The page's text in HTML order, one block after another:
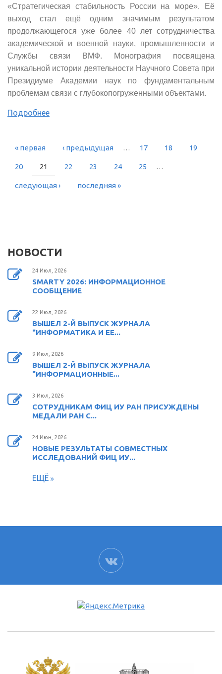
«Стратегическая стабильность России на море». Её
выход стал ещё одним значимым результатом
продолжающегося уже более 40 лет сотрудничества
академической и военной науки, промышленности и
Службы связи ВМФ. Монография посвящена
уникальной истории деятельности Научного Совета при
Президиуме Академии наук по фундаментальным
проблемам связи с глубокопогруженными объектами.
Подробнее
СТРАНИЦЫ
« первая ‹ предыдущая … 17 18 19
20 21 22 23 24 25 …
следующая › последняя »
НОВОСТИ
24 Июл, 2026
SMARTY 2026: ИНФОРМАЦИОННОЕ
СООБЩЕНИЕ
22 Июл, 2026
ВЫШЕЛ 2-Й ВЫПУСК ЖУРНАЛА
"ИНФОРМАТИКА И ЕЕ...
9 Июл, 2026
ВЫШЕЛ 2-Й ВЫПУСК ЖУРНАЛА
"ИНФОРМАЦИОННЫЕ...
3 Июл, 2026
СОТРУДНИКАМ ФИЦ ИУ РАН ПРИСУЖДЕНЫ
МЕДАЛИ РАН С...
24 Июн, 2026
НОВЫЕ РЕЗУЛЬТАТЫ СОВМЕСТНЫХ
ИССЛЕДОВАНИЙ ФИЦ ИУ...
ЕЩЁ
ВК